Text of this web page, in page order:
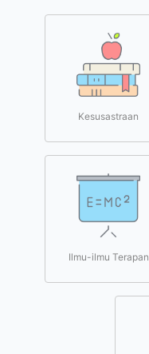
Kesusastraan
Ilmu-ilmu Terapan